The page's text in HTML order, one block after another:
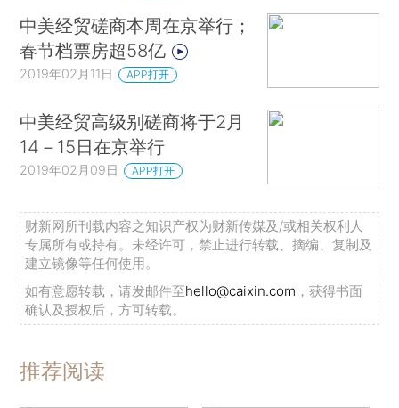
中美经贸磋商本周在京举行；
春节档票房超58亿
2019年02月11日 APP打开
中美经贸高级别磋商将于2月
14－15日在京举行
2019年02月09日 APP打开
财新网所刊载内容之知识产权为财新传媒及/或相关权利人
专属所有或持有。未经许可，禁止进行转载、摘编、复制及
建立镜像等任何使用。
如有意愿转载，请发邮件至hello@caixin.com ，获得书面
确认及授权后，方可转载。
推荐阅读